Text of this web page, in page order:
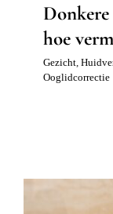
hoe
Gezicht
Ooglidcorrectie